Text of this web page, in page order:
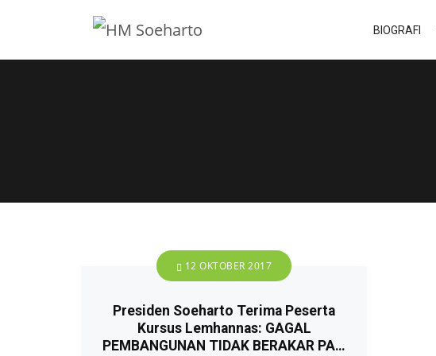
BIOGRAFI
12 OKTOBER 2017
Presiden Soeharto Terima Peserta
Kursus Lemhannas: GAGAL
PEMBANGUNAN TIDAK BERAKAR PA…